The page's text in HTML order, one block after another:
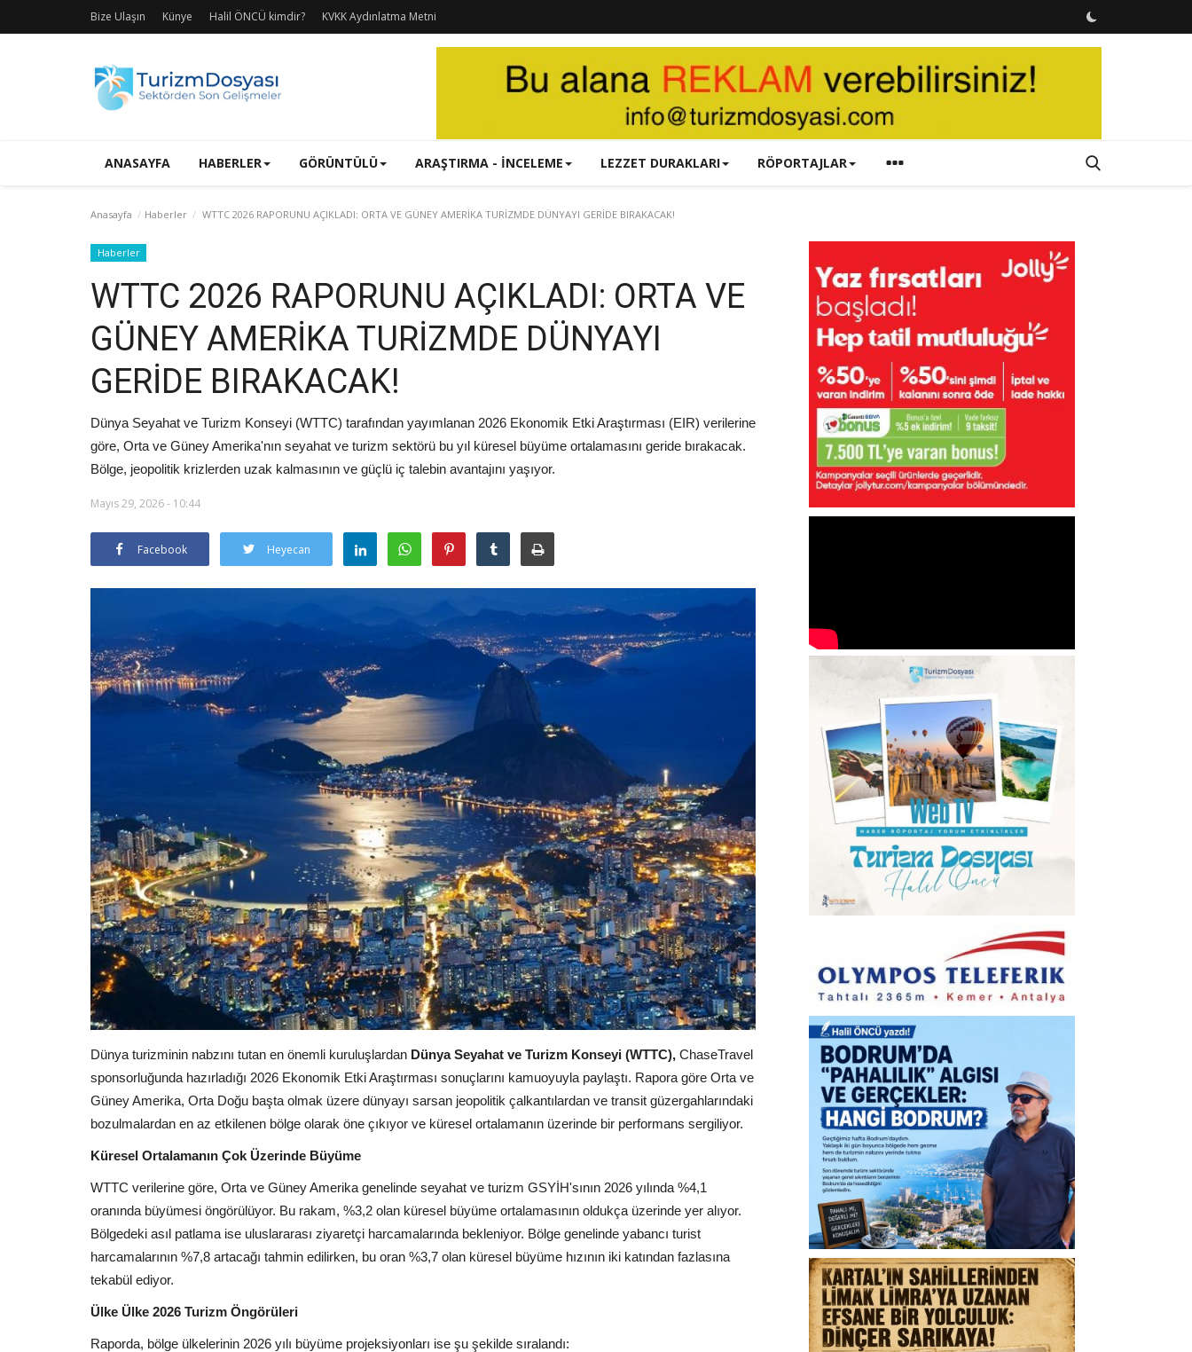
Bize Ulaşın Künye Halil ÖNCÜ kimdir? KVKK Aydınlatma Metni
ANASAYFA HABERLER GÖRÜNTÜLÜ ARAŞTIRMA - İNCELEME LEZZET DURAKLARI RÖPORTAJLAR
Anasayfa Haberler WTTC 2026 RAPORUNU AÇIKLADI: ORTA VE GÜNEY AMERİKA TURİZMDE DÜNYAYI GERİDE BIRAKACAK!
Haberler
WTTC 2026 RAPORUNU AÇIKLADI: ORTA VE
GÜNEY AMERİKA TURİZMDE DÜNYAYI
GERİDE BIRAKACAK!
Dünya Seyahat ve Turizm Konseyi (WTTC) tarafından yayımlanan 2026 Ekonomik Etki Araştırması (EIR) verilerine
göre, Orta ve Güney Amerika'nın seyahat ve turizm sektörü bu yıl küresel büyüme ortalamasını geride bırakacak.
Bölge, jeopolitik krizlerden uzak kalmasının ve güçlü iç talebin avantajını yaşıyor.
Mayıs 29, 2026 - 10:44
Facebook Heyecan
Dünya turizminin nabzını tutan en önemli kuruluşlardan Dünya Seyahat ve Turizm Konseyi (WTTC), ChaseTravel
sponsorluğunda hazırladığı 2026 Ekonomik Etki Araştırması sonuçlarını kamuoyuyla paylaştı. Rapora göre Orta ve
Güney Amerika, Orta Doğu başta olmak üzere dünyayı sarsan jeopolitik çalkantılardan ve transit güzergahlarındaki
bozulmalardan en az etkilenen bölge olarak öne çıkıyor ve küresel ortalamanın üzerinde bir performans sergiliyor.
Küresel Ortalamanın Çok Üzerinde Büyüme
WTTC verilerine göre, Orta ve Güney Amerika genelinde seyahat ve turizm GSYİH'sının 2026 yılında %4,1
oranında büyümesi öngörülüyor. Bu rakam, %3,2 olan küresel büyüme ortalamasının oldukça üzerinde yer alıyor.
Bölgedeki asıl patlama ise uluslararası ziyaretçi harcamalarında bekleniyor. Bölge genelinde yabancı turist
harcamalarının %7,8 artacağı tahmin edilirken, bu oran %3,7 olan küresel büyüme hızının iki katından fazlasına
tekabül ediyor.
Ülke Ülke 2026 Turizm Öngörüleri
Raporda, bölge ülkelerinin 2026 yılı büyüme projeksiyonları ise şu şekilde sıralandı: